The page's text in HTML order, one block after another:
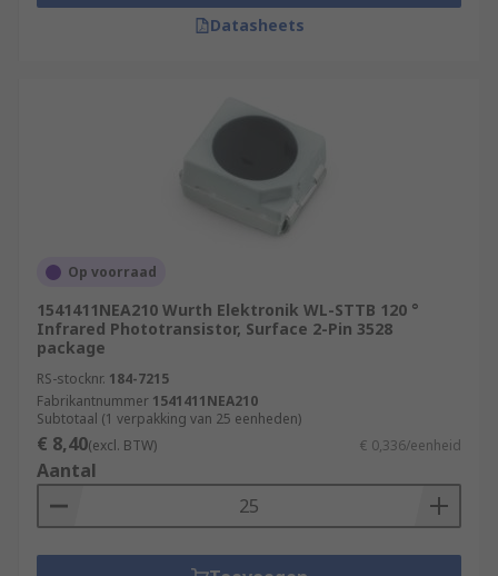
Datasheets
Op voorraad
1541411NEA210 Wurth Elektronik WL-STTB 120 °
Infrared Phototransistor, Surface 2-Pin 3528
package
RS-stocknr. 184-7215
Fabrikantnummer 1541411NEA210
Subtotaal (1 verpakking van 25 eenheden)
€ 8,40(excl. BTW) € 0,336/eenheid
Aantal